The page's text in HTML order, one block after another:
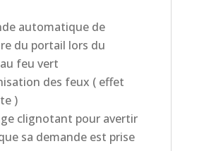
automatique de
du portail lors du
feu vert
des feux ( effet
)
clignotant pour avertir
sa demande est prise